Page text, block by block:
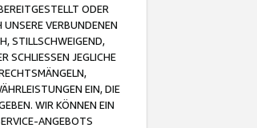
ODER
UNSERE VERBUNDENEN
STILLSCHWEIGEND,
SCHLIESSEN JEGLICHE
EIN, DIE
WIR KÖNNEN EIN
ANGEBOTS